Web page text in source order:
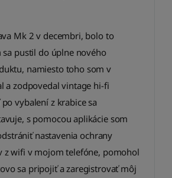
Mk 2 v decembri, bolo to
pustil do úplne nového
namiesto toho som v
a zodpovedal vintage hi-fi
vybalení z krabice sa
s pomocou aplikácie som
nastavenia ochrany
z wifi v mojom telefóne, pomohol
sa pripojiť a zaregistrovať môj